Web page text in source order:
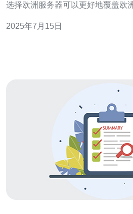
选择欧洲服务器可以更好地覆盖欧
2025年7月15日